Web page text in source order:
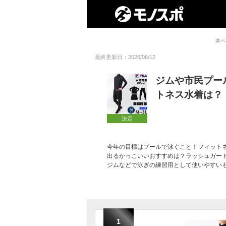
本
最終更新日：2026/06/12
決定
ジムや市民プ
トネス水着は？
今年の目標はプールで泳ぐこと！フィット
出るかっこいいおすすめは？ラッシュガー
ジムなどで泳ぎの練習用として使いやすい
1